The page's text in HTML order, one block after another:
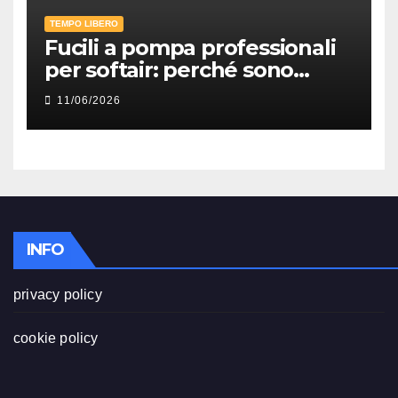
TEMPO LIBERO
Fucili a pompa professionali
per softair: perché sono
ancora tra le repliche più
combattimento ravvicinato
11/06/2026
INFO
privacy policy
cookie policy